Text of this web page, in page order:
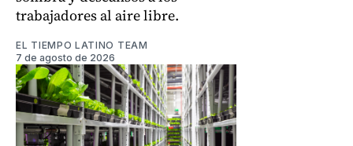
trabajadores al aire libre.
EL TIEMPO LATINO TEAM
7 de agosto de 2026